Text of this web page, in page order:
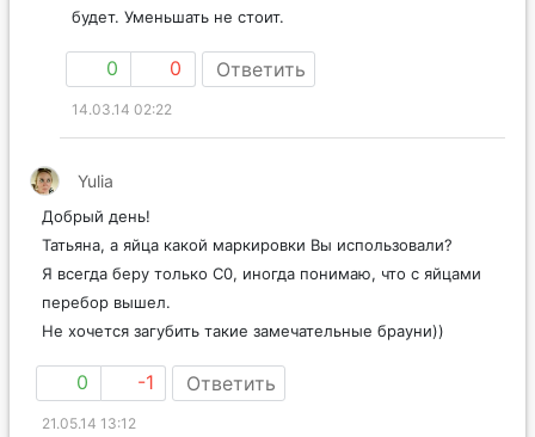
будет. Уменьшать не стоит.
0 0 Ответить
14.03.14 02:22
Yulia
Добрый день!
Татьяна, а яйца какой маркировки Вы использовали?
Я всегда беру только С0, иногда понимаю, что с яйцами
перебор вышел.
Не хочется загубить такие замечательные брауни))
0 -1 Ответить
21.05.14 13:12